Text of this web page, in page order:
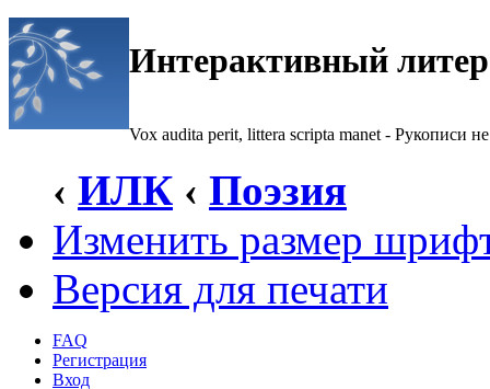
Интерактивный
Vox audita perit, littera scripta manet - Рукописи не
‹ ИЛК ‹ Поэзия
Изменить размер
Версия для печати
FAQ
Регистрация
Вход